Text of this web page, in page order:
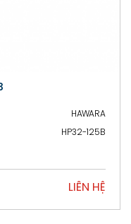
Nhãn hiệu
Công suất (kW)